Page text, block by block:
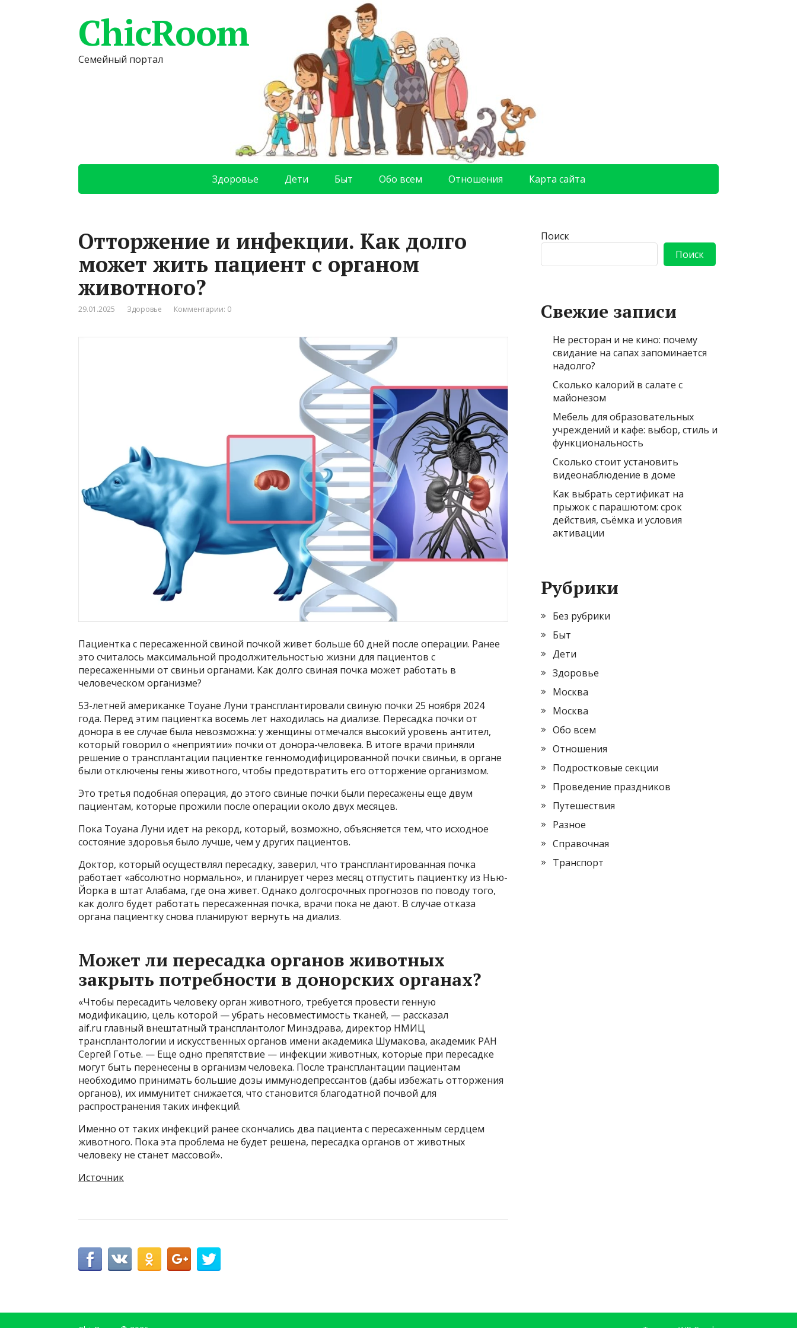
ChicRoom
Семейный портал
Здоровье Дети Быт Обо всем Отношения Карта сайта
Отторжение и инфекции. Как долго
может жить пациент с органом
животного?
29.01.2025 Здоровье Комментарии: 0
Пациентка с пересаженной свиной почкой живет больше 60 дней после операции. Ранее
это считалось максимальной продолжительностью жизни для пациентов с
пересаженными от свиньи органами. Как долго свиная почка может работать в
человеческом организме?
53-летней американке Тоуане Луни трансплантировали свиную почки 25 ноября 2024
года. Перед этим пациентка восемь лет находилась на диализе. Пересадка почки от
донора в ее случае была невозможна: у женщины отмечался высокий уровень антител,
который говорил о «неприятии» почки от донора-человека. В итоге врачи приняли
решение о трансплантации пациентке генномодифицированной почки свиньи, в органе
были отключены гены животного, чтобы предотвратить его отторжение организмом.
Это третья подобная операция, до этого свиные почки были пересажены еще двум
пациентам, которые прожили после операции около двух месяцев.
Пока Тоуана Луни идет на рекорд, который, возможно, объясняется тем, что исходное
состояние здоровья было лучше, чем у других пациентов.
Доктор, который осуществлял пересадку, заверил, что трансплантированная почка
работает «абсолютно нормально», и планирует через месяц отпустить пациентку из Нью-
Йорка в штат Алабама, где она живет. Однако долгосрочных прогнозов по поводу того,
как долго будет работать пересаженная почка, врачи пока не дают. В случае отказа
органа пациентку снова планируют вернуть на диализ.
Может ли пересадка органов животных
закрыть потребности в донорских органах?
«Чтобы пересадить человеку орган животного, требуется провести генную
модификацию, цель которой — убрать несовместимость тканей, — рассказал
aif.ru главный внештатный трансплантолог Минздрава, директор НМИЦ
трансплантологии и искусственных органов имени академика Шумакова, академик РАН
Сергей Готье. — Еще одно препятствие — инфекции животных, которые при пересадке
могут быть перенесены в организм человека. После трансплантации пациентам
необходимо принимать большие дозы иммунодепрессантов (дабы избежать отторжения
органов), их иммунитет снижается, что становится благодатной почвой для
распространения таких инфекций.
Именно от таких инфекций ранее скончались два пациента с пересаженным сердцем
животного. Пока эта проблема не будет решена, пересадка органов от животных
человеку не станет массовой».
Источник
Поиск
Поиск
Свежие записи
Не ресторан и не кино: почему
свидание на сапах запоминается
надолго?
Сколько калорий в салате с
майонезом
Мебель для образовательных
учреждений и кафе: выбор, стиль и
функциональность
Сколько стоит установить
видеонаблюдение в доме
Как выбрать сертификат на
прыжок с парашютом: срок
действия, съёмка и условия
активации
Рубрики
Без рубрики
Быт
Дети
Здоровье
Москва
Москва
Обо всем
Отношения
Подростковые секции
Проведение праздников
Путешествия
Разное
Справочная
Транспорт